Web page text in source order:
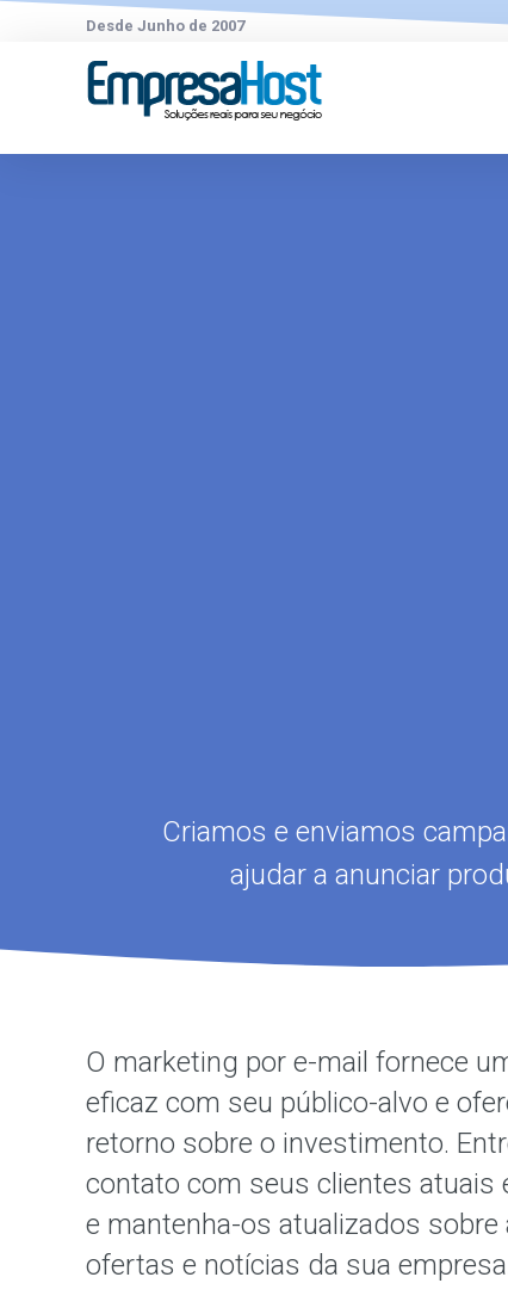
Desde Junho de 2007
Criamos e enviamos
ajudar a anunciar
O marketing por e-mail fornece
eficaz com seu público-alvo e
retorno sobre o investimento.
contato com seus clientes atuais
e mantenha-os atualizados sobre
ofertas e notícias da sua